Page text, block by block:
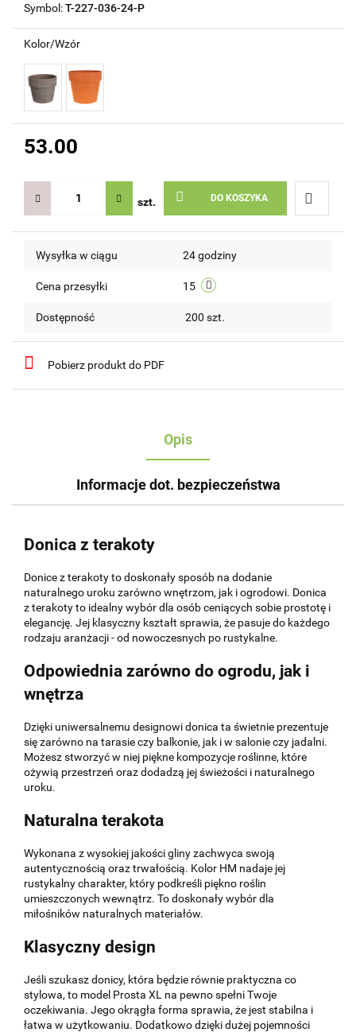
Symbol:T-227-036-24-P
Kolor/Wzór
53.00
szt. DO KOSZYKA
Do
Wysyłka w ciągu 24 godziny
Cena przesyłki 15
Dostępność 200 szt.
Pobierz produkt do PDF
Opis
Informacje dot. bezpieczeństwa
Donica z terakoty
Donice z terakoty to doskonały sposób na dodanie
naturalnego uroku zarówno wnętrzom, jak i ogrodowi. Donica
z terakoty to idealny wybór dla osób ceniących sobie prostotę i
elegancję. Jej klasyczny kształt sprawia, że pasuje do każdego
rodzaju aranżacji - od nowoczesnych po rustykalne.
Odpowiednia zarówno do ogrodu, jak i
wnętrza
Dzięki uniwersalnemu designowi donica ta świetnie prezentuje
się zarówno na tarasie czy balkonie, jak i w salonie czy jadalni.
Możesz stworzyć w niej piękne kompozycje roślinne, które
ożywią przestrzeń oraz dodadzą jej świeżości i naturalnego
uroku.
Naturalna terakota
Wykonana z wysokiej jakości gliny zachwyca swoją
autentycznością oraz trwałością. Kolor HM nadaje jej
rustykalny charakter, który podkreśli piękno roślin
umieszczonych wewnątrz. To doskonały wybór dla
miłośników naturalnych materiałów.
Klasyczny design
Jeśli szukasz donicy, która będzie równie praktyczna co
stylowa, to model Prosta XL na pewno spełni Twoje
oczekiwania. Jego okrągła forma sprawia, że jest stabilna i
łatwa w użytkowaniu. Dodatkowo dzięki dużej pojemności